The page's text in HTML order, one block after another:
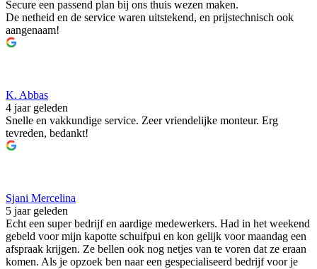
Secure een passend plan bij ons thuis wezen maken.
De netheid en de service waren uitstekend, en prijstechnisch ook
aangenaam!
K. Abbas
4 jaar geleden
Snelle en vakkundige service. Zeer vriendelijke monteur. Erg
tevreden, bedankt!
Sjani Mercelina
5 jaar geleden
Echt een super bedrijf en aardige medewerkers. Had in het weekend
gebeld voor mijn kapotte schuifpui en kon gelijk voor maandag een
afspraak krijgen. Ze bellen ook nog netjes van te voren dat ze eraan
komen. Als je opzoek ben naar een gespecialiseerd bedrijf voor je